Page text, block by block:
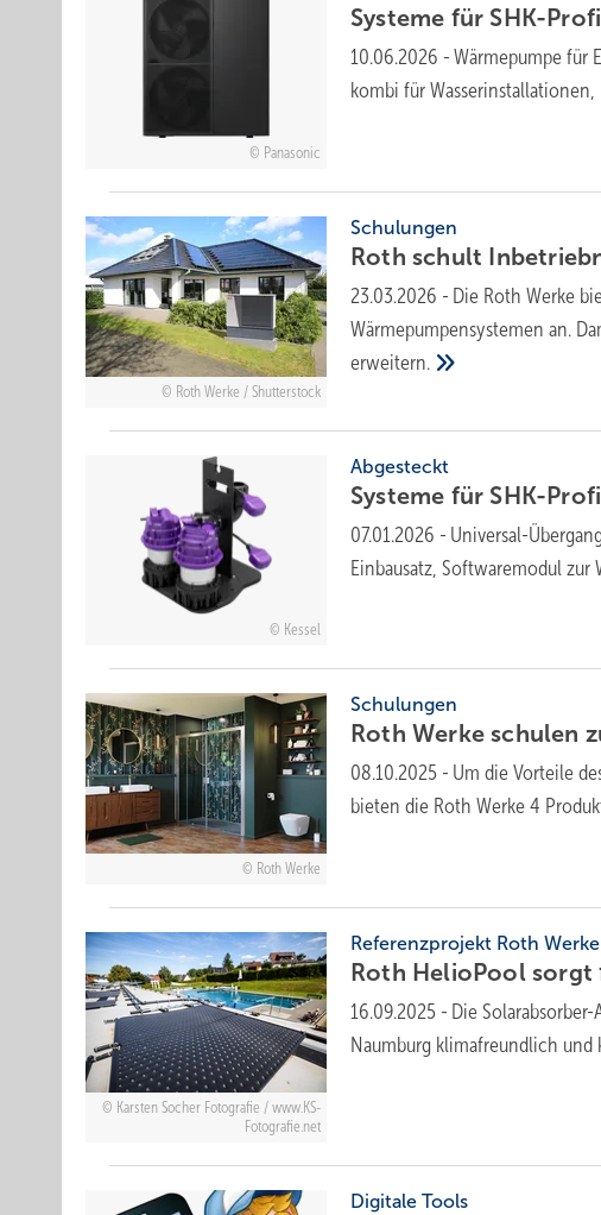
Panasonic
Systeme für SHK-
10.06.2026 - Wärmepumpe für
kombi für
Roth Werke / Shutterstock
Schulungen
Roth schult
23.03.2026 - Die Roth Werke
Wärmepumpensystemen an.
erweitern.
Kessel
Abgesteckt
Systeme für SHK-
07.01.2026 - Universal-
Einbausatz, Soft­ware­mo­dul
Roth Werke
Schulungen
Roth Werke schu­len
08.10.2025 - Um die Vorteile
bieten die Roth Werke 4
Karsten Socher Fotografie / www.KS-
Fotografie.net
Referenzprojekt Roth Werke
Roth HelioPool sorgt
16.09.2025 - Die
Naumburg klimafreundlich und
Digitale Tools